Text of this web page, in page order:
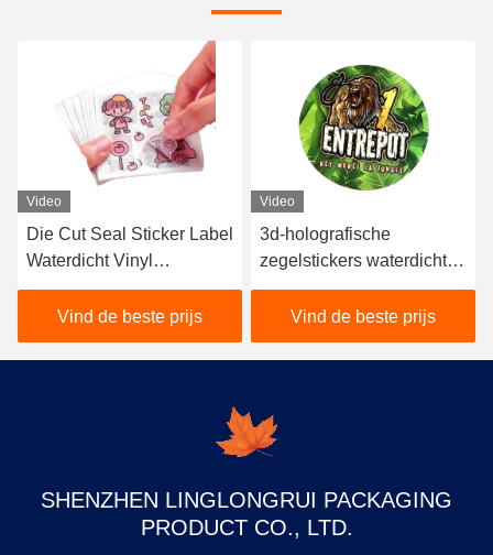
Video
Die Cut Seal Sticker Label
Waterdicht Vinyl
101*137MM Voor
promotie
Vind de beste prijs
Video
3d-holografische
zegelstickers waterdicht
herbruikbaar gesneden
matenVind de beste prijs
SHENZHEN LINGLONGRUI PACKAGING
PRODUCT CO., LTD.